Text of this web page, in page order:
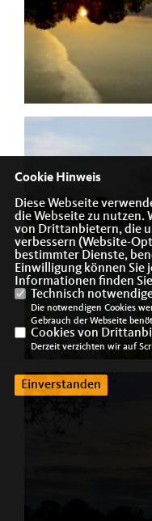
Cookie Hinweis
Diese Webseite
die Webseite zu nutzen.
von Drittanbietern, die
verbessern (Website-
bestimmter Dienste,
Einwilligung können Sie
Informationen finden
Technisch
Die notwendigen Cookies
Gebrauch der Webseite
Cookies von
Derzeit verzichten wir auf
Einverstanden